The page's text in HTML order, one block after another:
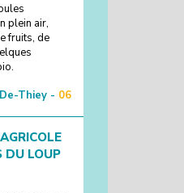
plein air,
fruits, de
Thiey - 06
DU LOUP